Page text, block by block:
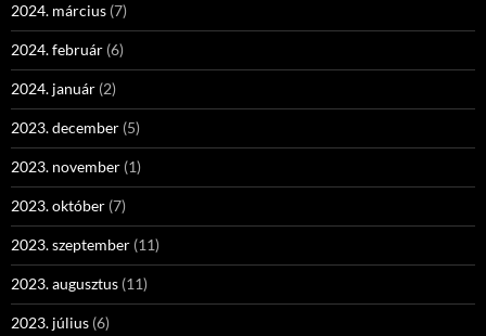
2024. március (7)
2024. február (6)
2024. január (2)
2023. december (5)
2023. november (1)
2023. október (7)
2023. szeptember (11)
2023. augusztus (11)
2023. július (6)